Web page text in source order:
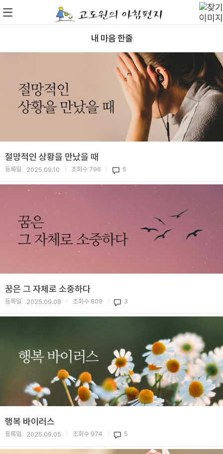
내 마음 한줄
절망적인 상황을 만났을 때
등록일 2025.09.10 조회수 796 5
꿈은 그 자체로 소중하다
등록일 2025.09.08 조회수 809 3
행복 바이러스
등록일 2025.09.05 조회수 974 5